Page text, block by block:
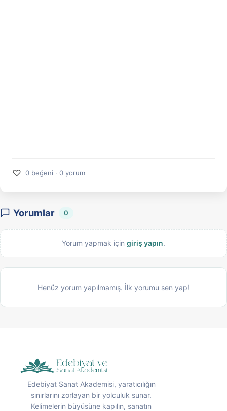
♡ 0 beğeni · 0 yorum
Yorumlar 0
Yorum yapmak için giriş yapın.
Henüz yorum yapılmamış. İlk yorumu sen yap!
Edebiyat Sanat Akademisi, yaratıcılığın
sınırlarını zorlayan bir yolculuk sunar.
Kelimelerin büyüsüne kapılın, sanatın